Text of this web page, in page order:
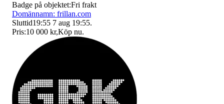
Badge på objektet:Fri frakt
Domännamn: frillan.com
Sluttid19:55 7 aug 19:55.
Pris:10 000 kr,Köp nu.